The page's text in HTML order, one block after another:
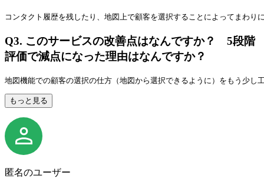
コンタクト履歴を残したり、地図上で顧客を選択することによってまわ
Q3. このサービスの改善点はなんですか？ 5段階
評価で減点になった理由はなんですか？
地図機能での顧客の選択の仕方（地図から選択できるように）をもう少
もっと見る
匿名のユーザー